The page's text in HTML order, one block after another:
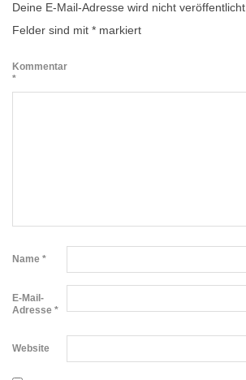
Deine E-Mail-Adresse wird nicht veröffentlicht.
Felder sind mit * markiert
Kommentar
*
Name *
E-Mail-
Adresse *
Website